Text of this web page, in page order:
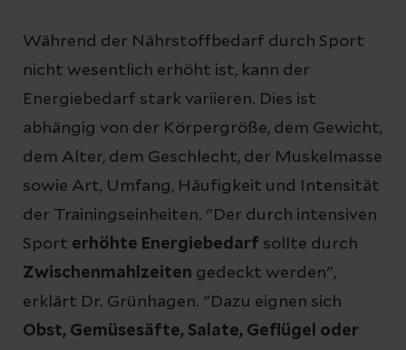
Während der Nährstoffbedarf durch Sport
nicht wesentlich erhöht ist, kann der
Energiebedarf stark variieren. Dies ist
abhängig von der Körpergröße, dem Gewicht,
dem Alter, dem Geschlecht, der Muskelmasse
sowie Art, Umfang, Häufigkeit und Intensität
der Trainingseinheiten. "Der durch intensiven
Sport erhöhte Energiebedarf sollte durch
Zwischenmahlzeiten gedeckt werden",
erklärt Dr. Grünhagen. "Dazu eignen sich
Obst, Gemüsesäfte, Salate, Geflügel oder